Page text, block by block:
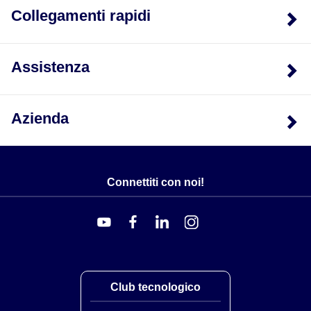
ambienti bui fino a leggibilità in piena luce solare,
rendendolo ideale per la visualizzazione in
min con tempo di acquisizione programmabile. Il tempo
l’avvio o eventi di processo insoliti.
setpoint possono essere configurati per soddisfare una
tra cui RS232, RS485 e MODBUS.
Collegamenti rapidi
Assistenza
Azienda
Connettiti con noi!
Club tecnologico